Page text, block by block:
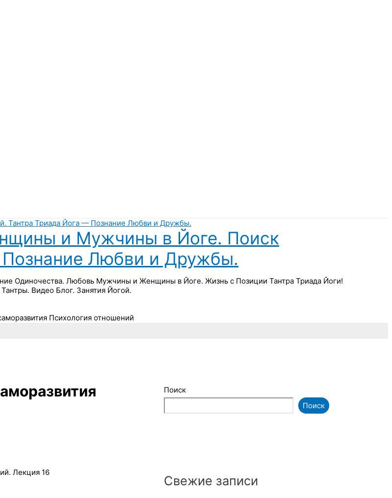
и Мужчины в Йоге. Поиск
Любви и Дружбы.
Одиночества. Любовь Мужчины и Женщины в Йоге. Жизнь с Позиции Тантра Триада Йоги!
Видео Блог. Занятия Йогой.
Психология отношений
Лекция 16
Поиск
Поиск
Свежие записи